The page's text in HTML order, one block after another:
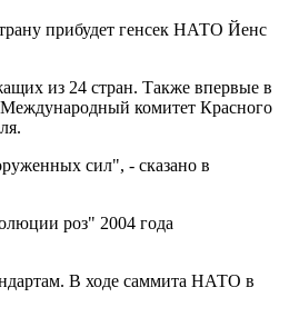
прибудет генсек НАТО Йенс
из 24 стран. Также впервые в
комитет Красного
сил", - сказано в
роз" 2004 года
В ходе саммита НАТО в